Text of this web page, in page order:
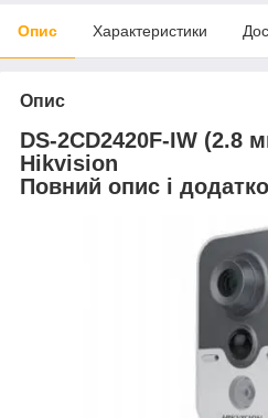
Опис Характеристики
Опис
DS-2CD2420F-IW (2.8
Hikvision
Повний опис і